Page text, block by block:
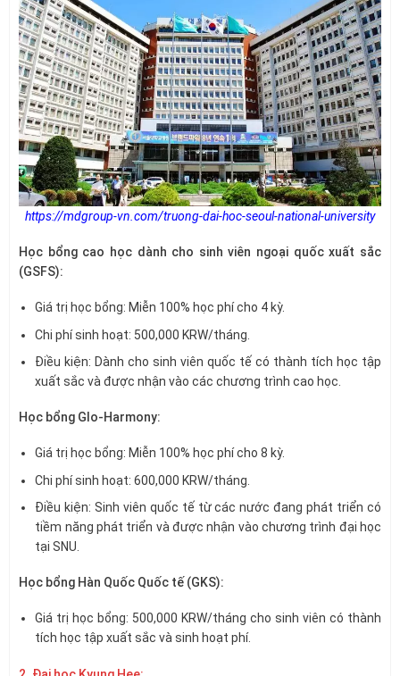
https://mdgroup-vn.com/truong-dai-hoc-seoul-national-university
Học bổng cao học dành cho sinh viên ngoại quốc xuất sắc
(GSFS):
Giá trị học bổng: Miễn 100% học phí cho 4 kỳ.
Chi phí sinh hoạt: 500,000 KRW/tháng.
Điều kiện: Dành cho sinh viên quốc tế có thành tích học tập
xuất sắc và được nhận vào các chương trình cao học.
Học bổng Glo-Harmony:
Giá trị học bổng: Miễn 100% học phí cho 8 kỳ.
Chi phí sinh hoạt: 600,000 KRW/tháng.
Điều kiện: Sinh viên quốc tế từ các nước đang phát triển có
tiềm năng phát triển và được nhận vào chương trình đại học
tại SNU.
Học bổng Hàn Quốc Quốc tế (GKS):
Giá trị học bổng: 500,000 KRW/tháng cho sinh viên có thành
tích học tập xuất sắc và sinh hoạt phí.